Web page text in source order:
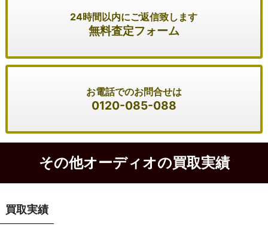
24時間以内にご返信致します
無料査定フォーム
お電話でのお問合せは
0120-085-088
その他オーディオの買取実績
買取実績